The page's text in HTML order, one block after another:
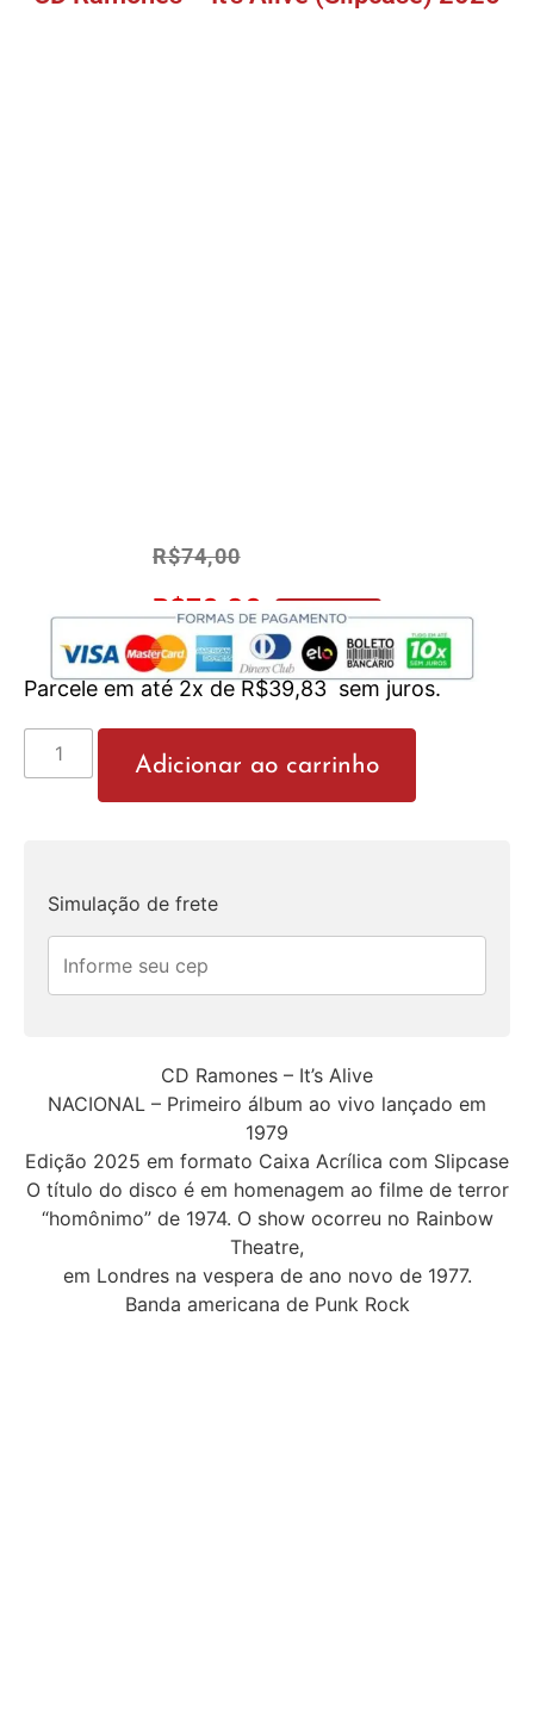
R$74,00
R$70,30 No Pix 5% OFF
Parcele em até 2x deR$39,83 sem juros.
Adicionar ao carrinho
Simulação de frete
CD Ramones – It’s Alive
NACIONAL – Primeiro álbum ao vivo lançado em
1979
Edição 2025 em formato Caixa Acrílica com Slipcase
O título do disco é em homenagem ao filme de terror
“homônimo” de 1974. O show ocorreu no Rainbow
Theatre,
em Londres na vespera de ano novo de 1977.
Banda americana de Punk Rock